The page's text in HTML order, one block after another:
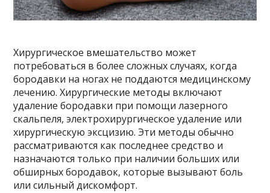
Хирургическое вмешательство может
потребоваться в более сложных случаях, когда
бородавки на ногах не поддаются медицинскому
лечению. Хирургические методы включают
удаление бородавки при помощи лазерного
скальпеля, электрохирургическое удаление или
хирургическую эксцизию. Эти методы обычно
рассматриваются как последнее средство и
назначаются только при наличии больших или
обширных бородавок, которые вызывают боль
или сильный дискомфорт.